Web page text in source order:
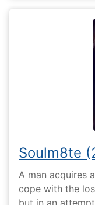
Soulm8te
A man acquires
cope with the
but in an